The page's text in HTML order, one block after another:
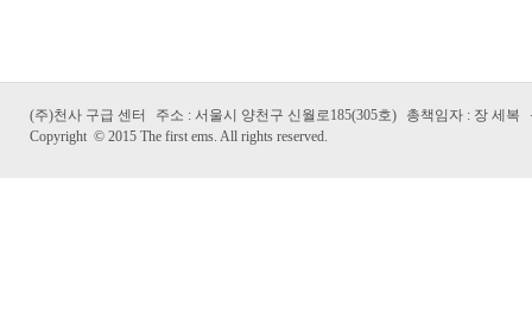
(주)천사 구급 센터 주소 : 서울시 양천구 신월로185(305호) 총책임자 : 장 세복
Copyright © 2015 The first ems. All rights reserved.